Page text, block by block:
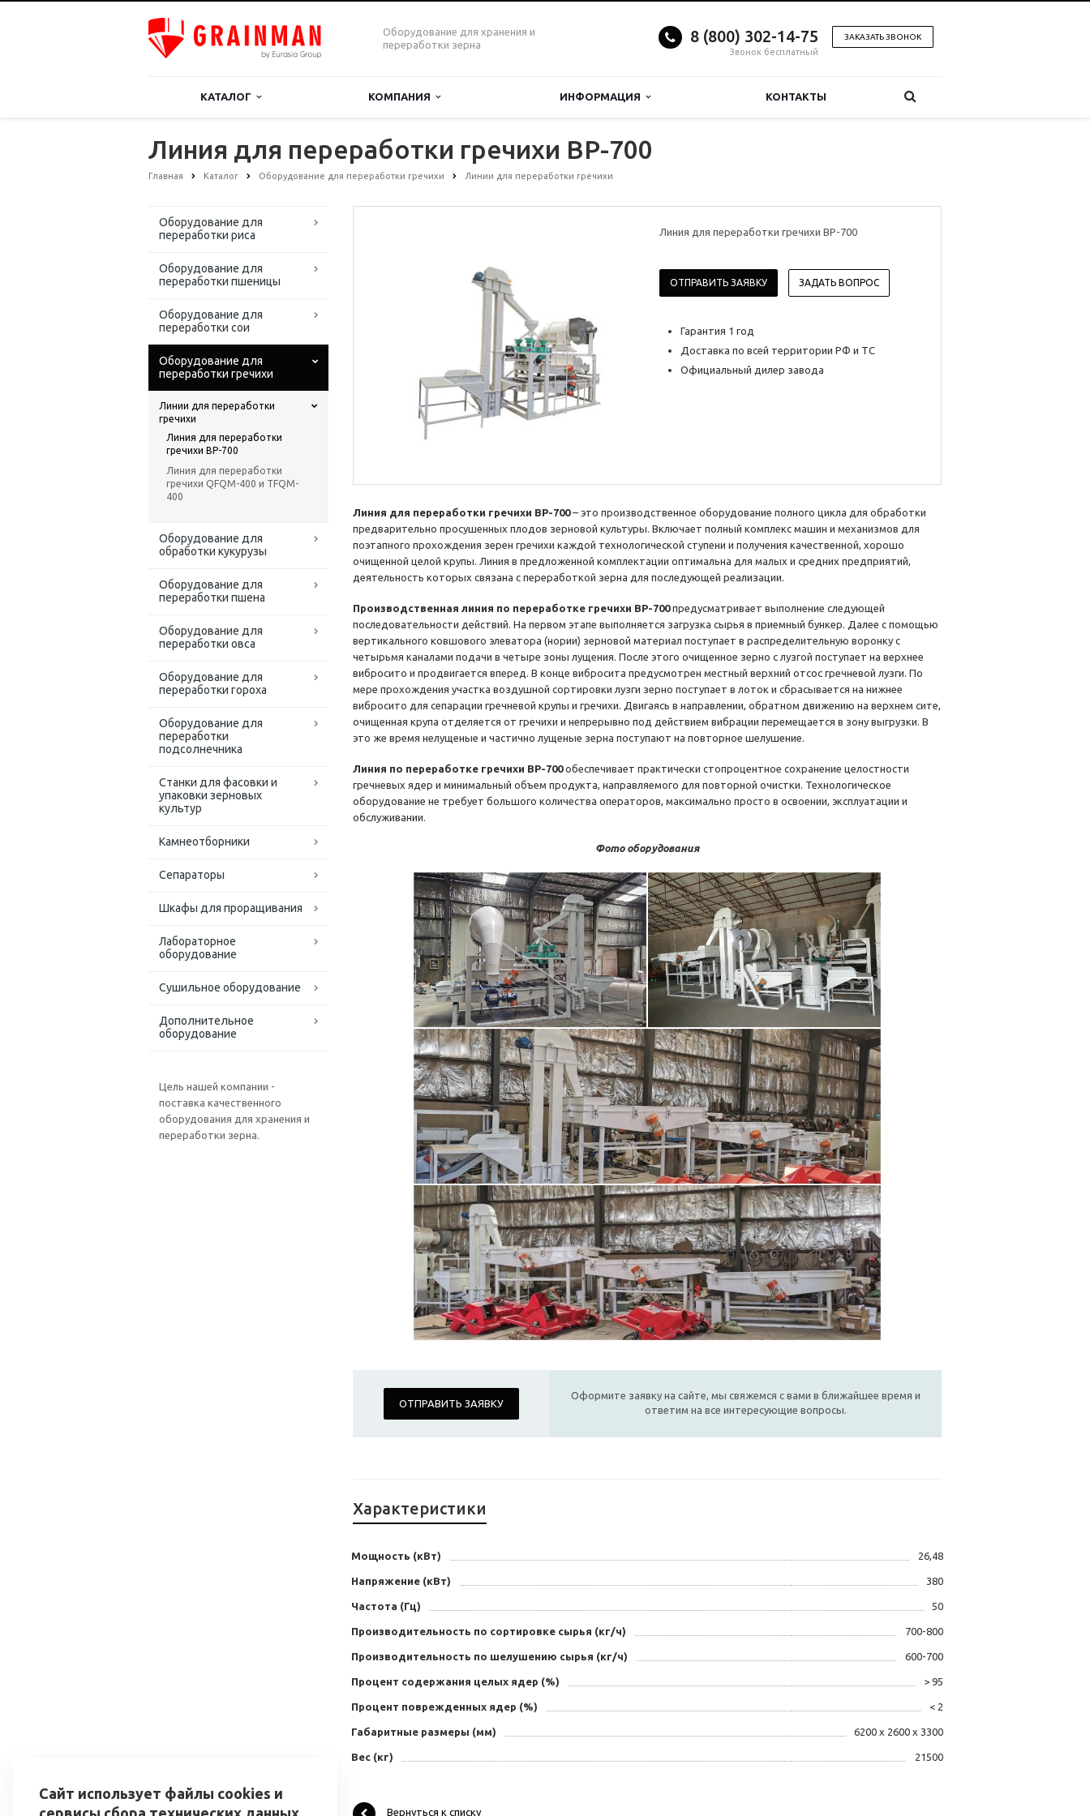
Оборудование для хранения и
переработки зерна
ЗАКАЗАТЬ ЗВОНОК
8 (800) 302-14-75
Звонок бесплатный
КАТАЛОГ КОМПАНИЯ ИНФОРМАЦИЯ КОНТАКТЫ
Линия для переработки гречихи BP-700
Главная Каталог Оборудование для переработки гречихи Линии для переработки гречихи
Оборудование для
переработки риса
Оборудование для
переработки пшеницы
Оборудование для
переработки сои
Оборудование для
переработки гречихи
Линии для переработки
гречихи
Линия для переработки
гречихи BP-700
Линия для переработки
гречихи QFQM-400 и TFQM-
400
Оборудование для
обработки кукурузы
Оборудование для
переработки пшена
Оборудование для
переработки овса
Оборудование для
переработки гороха
Оборудование для
переработки
подсолнечника
Станки для фасовки и
упаковки зерновых
культур
Камнеотборники
Сепараторы
Шкафы для проращивания
Лабораторное
оборудование
Сушильное оборудование
Дополнительное
оборудование
Цель нашей компании -
поставка качественного
оборудования для хранения и
переработки зерна.
Линия для переработки гречихи BP-700
ОТПРАВИТЬ ЗАЯВКУ ЗАДАТЬ ВОПРОС
Гарантия 1 год
Доставка по всей территории РФ и ТС
Официальный дилер завода
Линия для переработки гречихи BP-700– это производственное оборудование полного цикла для обработки
предварительно просушенных плодов зерновой культуры. Включает полный комплекс машин и механизмов для
поэтапного прохождения зерен гречихи каждой технологической ступени и получения качественной, хорошо
очищенной целой крупы. Линия в предложенной комплектации оптимальна для малых и средних предприятий,
деятельность которых связана с переработкой зерна для последующей реализации.
Производственная линия по переработке гречихи BP-700предусматривает выполнение следующей
последовательности действий. На первом этапе выполняется загрузка сырья в приемный бункер. Далее с помощью
вертикального ковшового элеватора (нории) зерновой материал поступает в распределительную воронку с
четырьмя каналами подачи в четыре зоны лущения. После этого очищенное зерно с лузгой поступает на верхнее
вибросито и продвигается вперед. В конце вибросита предусмотрен местный верхний отсос гречневой лузги. По
мере прохождения участка воздушной сортировки лузги зерно поступает в лоток и сбрасывается на нижнее
вибросито для сепарации гречневой крупы и гречихи. Двигаясь в направлении, обратном движению на верхнем сите,
очищенная крупа отделяется от гречихи и непрерывно под действием вибрации перемещается в зону выгрузки. В
это же время нелущеные и частично лущеные зерна поступают на повторное шелушение.
Линия по переработке гречихи BP-700обеспечивает практически стопроцентное сохранение целостности
гречневых ядер и минимальный объем продукта, направляемого для повторной очистки. Технологическое
оборудование не требует большого количества операторов, максимально просто в освоении, эксплуатации и
обслуживании.
Фото оборудования
ОТПРАВИТЬ ЗАЯВКУ
Оформите заявку на сайте, мы свяжемся с вами в ближайшее время и
ответим на все интересующие вопросы.
Характеристики
Мощность (кВт) 26,48
Напряжение (кВт) 380
Частота (Гц) 50
Производительность по сортировке сырья (кг/ч) 700-800
Производительность по шелушению сырья (кг/ч) 600-700
Процент содержания целых ядер (%) > 95
Процент поврежденных ядер (%) < 2
Габаритные размеры (мм) 6200 х 2600 х 3300
Вес (кг) 21500
Вернуться к списку
Сайт использует файлы cookies и
сервисы сбора технических данных